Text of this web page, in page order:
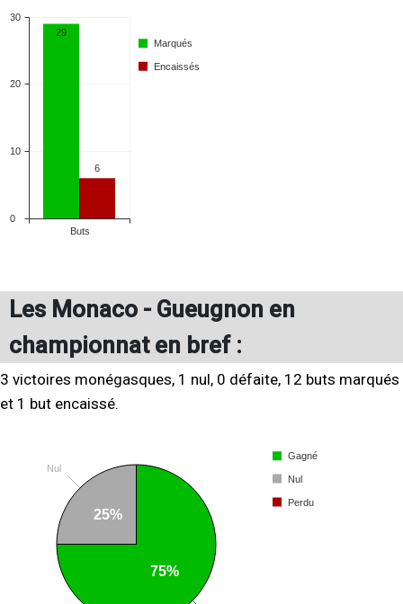
Les Monaco - Gueugnon en
championnat en bref :
3 victoires monégasques, 1 nul, 0 défaite, 12 buts marqués
et 1 but encaissé.